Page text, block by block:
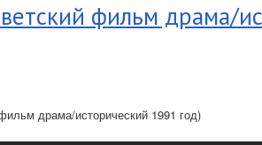
фильм драма/
драма/исторический 1991 год)